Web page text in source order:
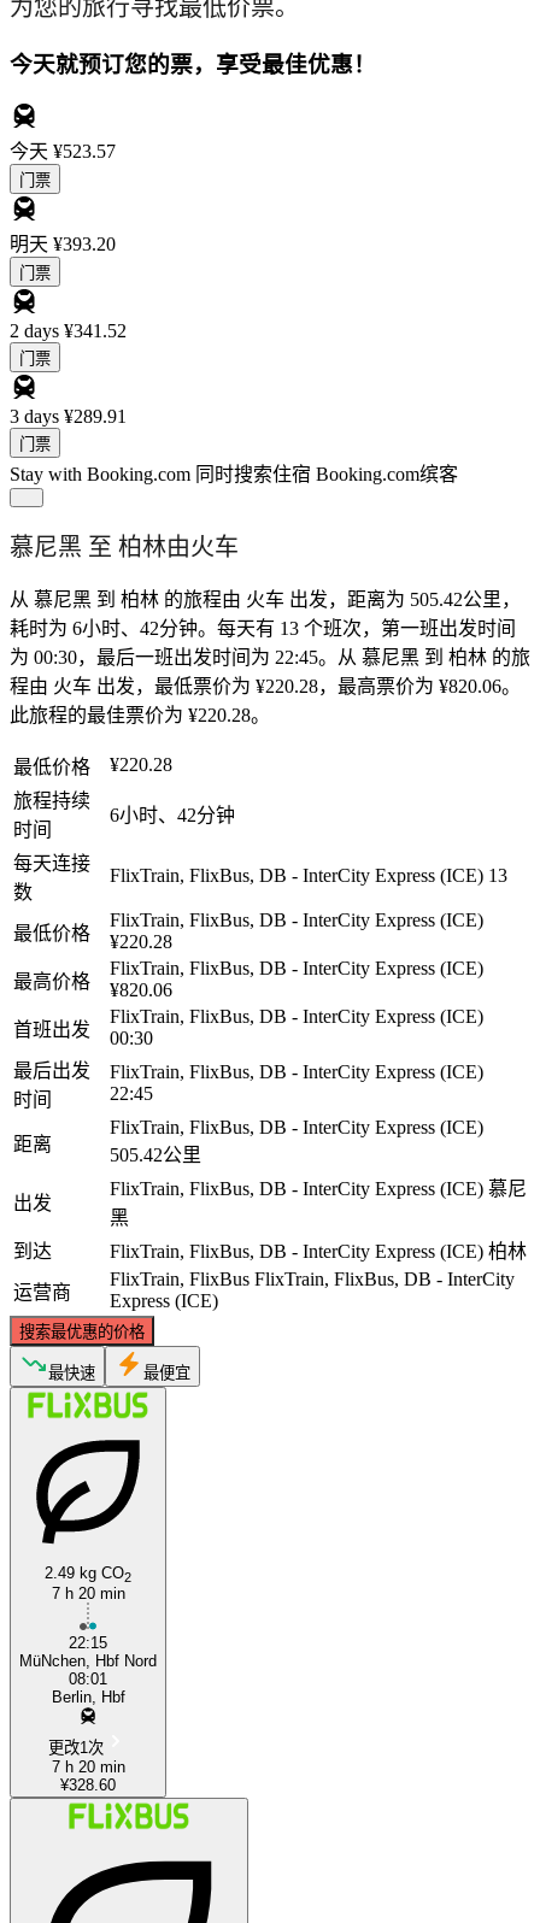
为您的旅行寻找最低价票。
今天就预订您的票，享受最佳优惠！
今天 ¥523.57
门票
明天 ¥393.20
门票
2 days ¥341.52
门票
3 days ¥289.91
门票
Stay with Booking.com 同时搜索住宿 Booking.com缤客
慕尼黑 至 柏林由火车
从 慕尼黑 到 柏林 的旅程由 火车 出发，距离为 505.42公里，
耗时为 6小时、42分钟。每天有 13 个班次，第一班出发时间
为 00:30，最后一班出发时间为 22:45。从 慕尼黑 到 柏林 的旅
程由 火车 出发，最低票价为 ¥220.28，最高票价为 ¥820.06。
此旅程的最佳票价为 ¥220.28。
最低价格
¥220.28
旅程持续
时间
6小时、42分钟
每天连接
数
FlixTrain, FlixBus, DB - InterCity Express (ICE) 13
最低价格
FlixTrain, FlixBus, DB - InterCity Express (ICE)
¥220.28
最高价格
FlixTrain, FlixBus, DB - InterCity Express (ICE)
¥820.06
首班出发
FlixTrain, FlixBus, DB - InterCity Express (ICE)
00:30
最后出发
时间
FlixTrain, FlixBus, DB - InterCity Express (ICE)
22:45
距离
FlixTrain, FlixBus, DB - InterCity Express (ICE)
505.42公里
出发
FlixTrain, FlixBus, DB - InterCity Express (ICE) 慕尼
黑
到达
FlixTrain, FlixBus, DB - InterCity Express (ICE) 柏林
运营商
FlixTrain, FlixBus FlixTrain, FlixBus, DB - InterCity
Express (ICE)
搜索最优惠的价格
最快速 最便宜
2.49 kg CO2
7 h 20 min
22:15
MüNchen, Hbf Nord
08:01
Berlin, Hbf
更改1次
7 h 20 min
¥328.60